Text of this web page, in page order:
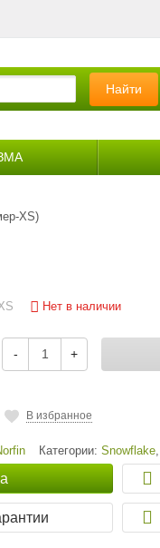
Найти
XS)
Нет в наличии
- +
В избранное
Категории:Snowflake